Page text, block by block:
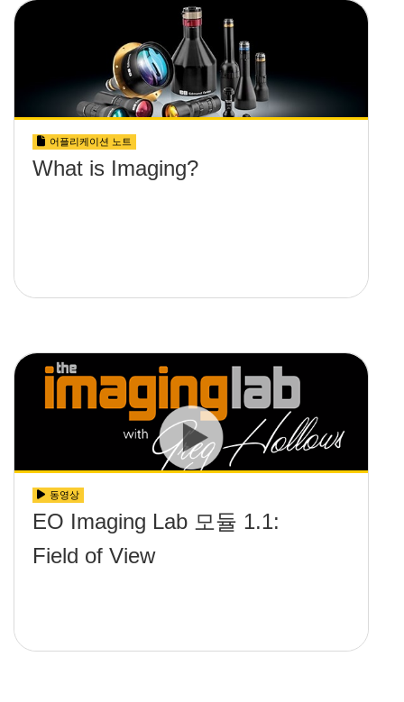
어플리케이션 노트
What is Imaging?
동영상
EO Imaging Lab 모듈 1.1:
Field of View